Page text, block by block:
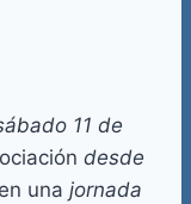
11 de
desde
en una jornada